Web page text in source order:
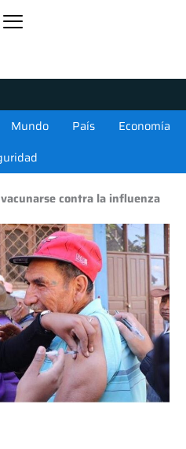
Mundo País
Economía
contra la influenza